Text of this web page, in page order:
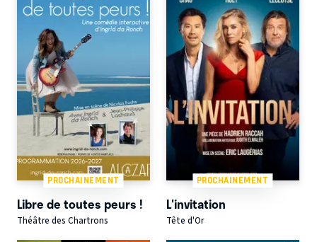
PROCHAINEMENT
Libre de toutes peurs !
Théâtre des Chartrons
PROCHAINEMENT
L'invitation
Tête d'Or